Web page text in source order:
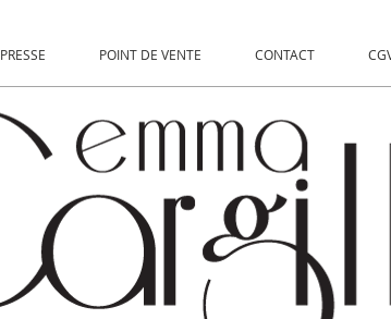
PRESSE POINT DE VENTE CONTACT